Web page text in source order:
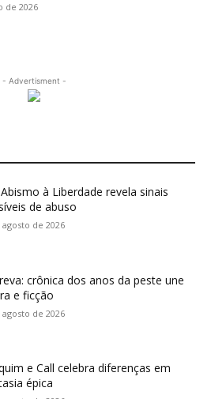
de 2026
- Advertisment -
à Liberdade revela sinais
de abuso
agosto de 2026
crônica dos anos da peste une
e ficção
agosto de 2026
e Call celebra diferenças em
épica